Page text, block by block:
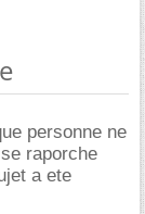
personne ne
raporche
a ete